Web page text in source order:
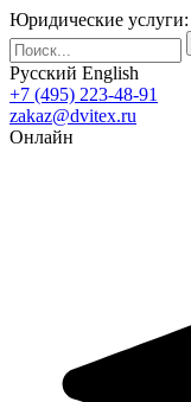
Юридические услуги:
Русский English
+7 (495) 223-48-91
zakaz@dvitex.ru
Онлайн